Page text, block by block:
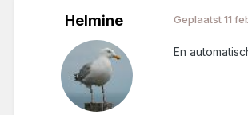
Helmine Geplaatst11
En